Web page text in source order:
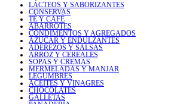
LÁCTEOS Y SABORIZANTES
CONSERVAS
TÉ Y CAFÉ
ABARROTES
CONDIMENTOS Y AGREGADOS
AZÚCAR Y ENDULZANTES
ADEREZOS Y SALSAS
ARROZ Y CEREALES
SOPAS Y CREMAS
MERMELADAS Y MANJAR
LEGUMBRES
ACEITES Y VINAGRES
CHOCOLATES
GALLETAS